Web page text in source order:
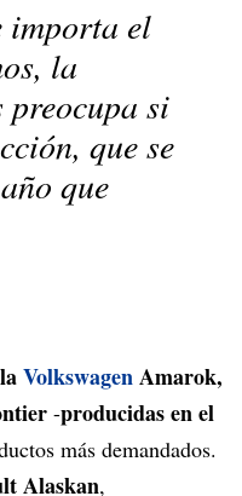
importa el
la
preocupa si
que se
que
VolkswagenAmarok,
-producidas en el
más demandados.
Alaskan,